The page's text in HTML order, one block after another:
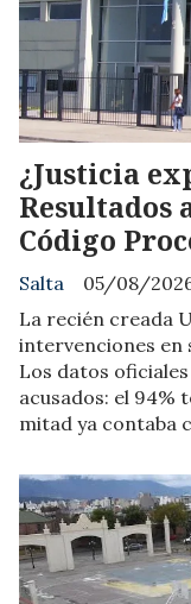
¿Justicia
Resultados
Código
Salta
05/08/
La recién creada
intervenciones en
Los datos
acusados: el 94%
mitad ya contaba